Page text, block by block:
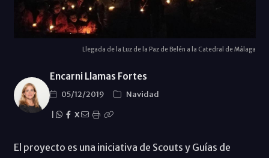
Llegada de la Luz de la Paz de Belén a la Catedral de Málaga
Encarni Llamas Fortes
05/12/2019
Navidad
X
El proyecto es una iniciativa de Scouts y Guías de